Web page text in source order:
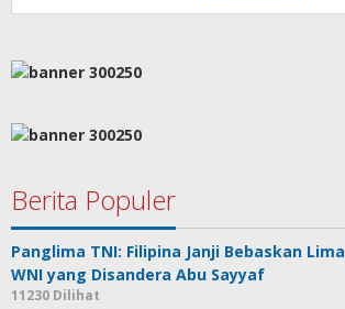
Berita Populer
Panglima TNI: Filipina Janji Bebaskan Lima
WNI yang Disandera Abu Sayyaf
11230 Dilihat